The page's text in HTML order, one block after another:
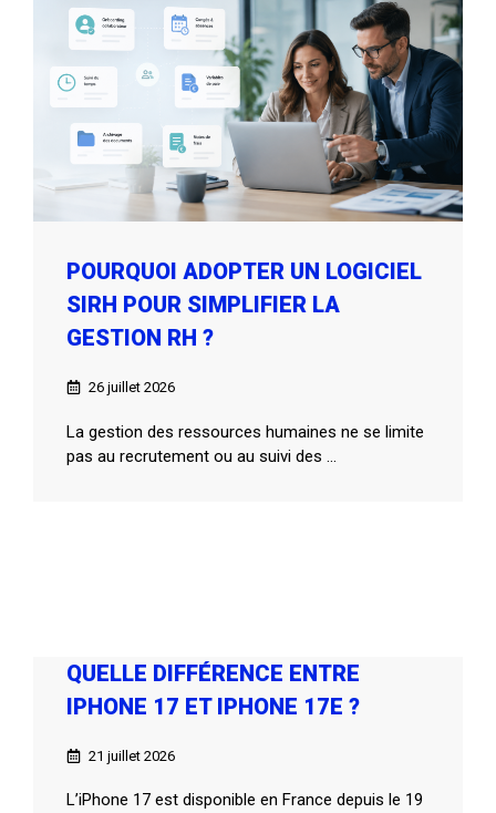
POURQUOI ADOPTER UN LOGICIEL
SIRH POUR SIMPLIFIER LA
GESTION RH ?
26 juillet 2026
La gestion des ressources humaines ne se limite
pas au recrutement ou au suivi des ...
QUELLE DIFFÉRENCE ENTRE
IPHONE 17 ET IPHONE 17E ?
21 juillet 2026
L’iPhone 17 est disponible en France depuis le 19